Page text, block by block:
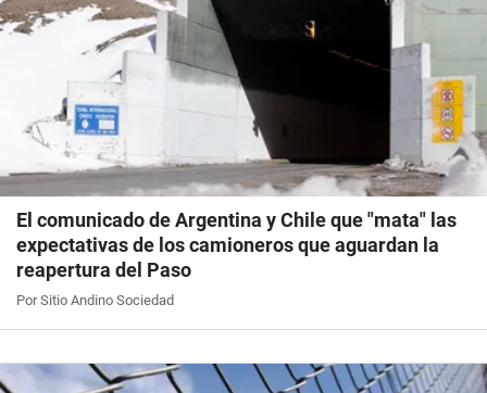
El comunicado de Argentina y Chile que "mata" las
expectativas de los camioneros que aguardan la
reapertura del Paso
Por Sitio Andino Sociedad